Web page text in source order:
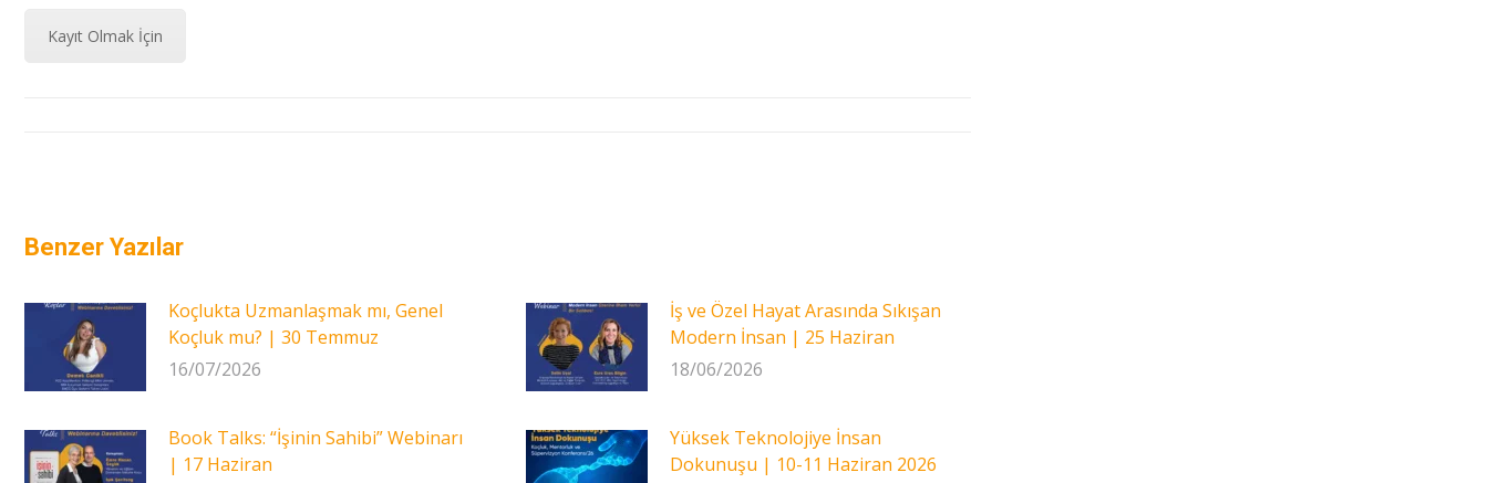
Kayıt Olmak İçin
Benzer Yazılar
Koçlukta Uzmanlaşmak mı, Genel
Koçluk mu? | 30 Temmuz
16/07/2026
İş ve Özel Hayat Arasında Sıkışan
Modern İnsan | 25 Haziran
18/06/2026
Book Talks: “İşinin Sahibi” Webinarı
| 17 Haziran
Yüksek Teknolojiye İnsan
Dokunuşu | 10-11 Haziran 2026